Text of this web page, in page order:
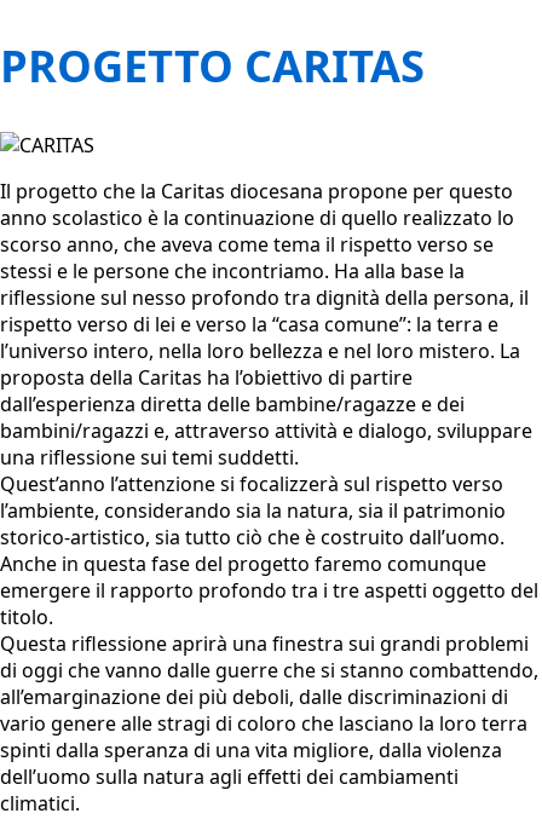
PROGETTO CARITAS
Il progetto che la Caritas diocesana propone per questo
anno scolastico è la continuazione di quello realizzato lo
scorso anno, che aveva come tema il rispetto verso se
stessi e le persone che incontriamo. Ha alla base la
riflessione sul nesso profondo tra dignità della persona, il
rispetto verso di lei e verso la “casa comune”: la terra e
l’universo intero, nella loro bellezza e nel loro mistero. La
proposta della Caritas ha l’obiettivo di partire
dall’esperienza diretta delle bambine/ragazze e dei
bambini/ragazzi e, attraverso attività e dialogo, sviluppare
una riflessione sui temi suddetti.
Quest’anno l’attenzione si focalizzerà sul rispetto verso
l’ambiente, considerando sia la natura, sia il patrimonio
storico-artistico, sia tutto ciò che è costruito dall’uomo.
Anche in questa fase del progetto faremo comunque
emergere il rapporto profondo tra i tre aspetti oggetto del
titolo.
Questa riflessione aprirà una finestra sui grandi problemi
di oggi che vanno dalle guerre che si stanno combattendo,
all’emarginazione dei più deboli, dalle discriminazioni di
vario genere alle stragi di coloro che lasciano la loro terra
spinti dalla speranza di una vita migliore, dalla violenza
dell’uomo sulla natura agli effetti dei cambiamenti
climatici.